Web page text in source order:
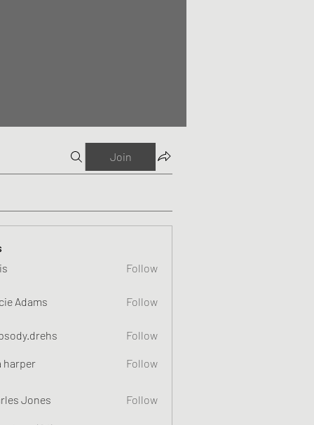
Join
Follow
Adams Follow
Follow
harper Follow
Jones Follow